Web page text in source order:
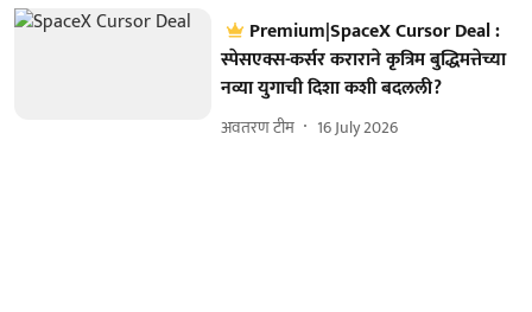
Premium|SpaceX Cursor Deal :
स्पेसएक्स-कर्सर कराराने कृत्रिम बुद्धिमत्तेच्या
नव्या युगाची दिशा कशी बदलली?
अवतरण टीम 16 July 2026